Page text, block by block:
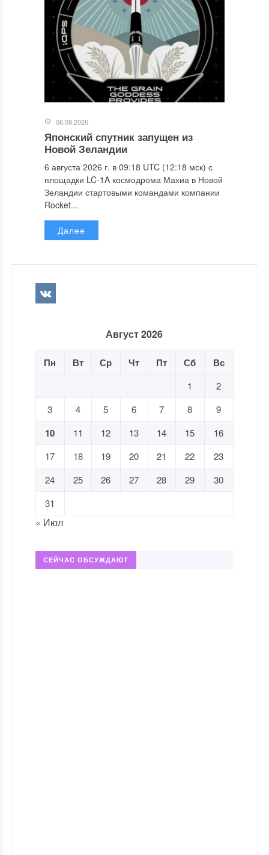
06.08.2026
Японский спутник запущен из
Новой Зеландии
6 августа 2026 г. в 09:18 UTC (12:18 мск) с
площадки LC-1A космодрома Махиа в Новой
Зеландии стартовыми командами компании
Rocket...
Далее
Август 2026
Пн Вт Ср Чт Пт Сб Вс
1
2
3
4 5 6 7 8 9
10 11 12 13 14 15
16
17
18 19 20 21 22
23
24
25 26 27 28 29
30
31
« Июл
СЕЙЧАС ОБСУЖДАЮТ